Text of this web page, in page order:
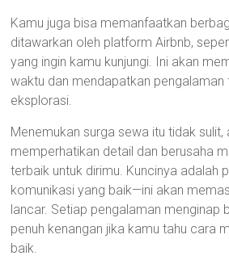
Kamu juga bisa memanfaatkan
ditawarkan oleh platform Airbnb,
yang ingin kamu kunjungi. Ini akan
waktu dan mendapatkan pengalaman
eksplorasi.
Menemukan surga sewa itu tidak sulit,
memperhatikan detail dan berusaha
terbaik untuk dirimu. Kuncinya adalah
komunikasi yang baik—ini akan
lancar. Setiap pengalaman menginap
penuh kenangan jika kamu tahu cara
baik.